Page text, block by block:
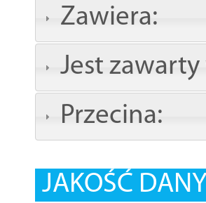
Zawiera:
Jest zawarty
Przecina:
JAKOŚĆ